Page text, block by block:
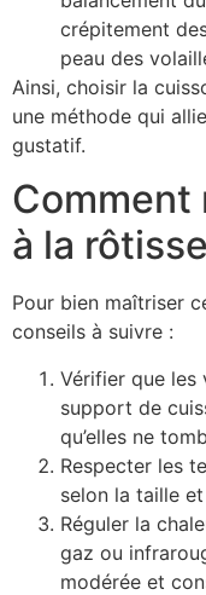
crépitement
peau des
Ainsi, choisir la
une méthode qui
gustatif.
Comment
à la
Pour bien maîtriser
conseils à suivre :
Vérifier que les
support de
qu’elles ne
Respecter les
selon la taille
Réguler la
gaz ou
modérée et